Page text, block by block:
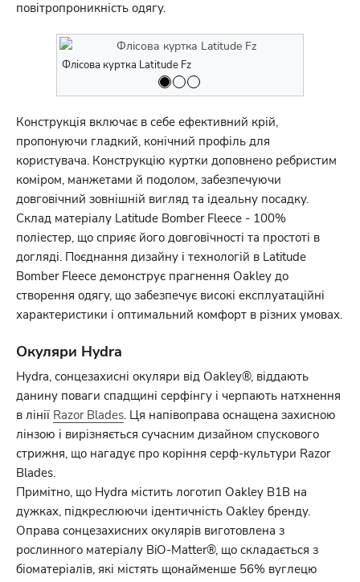
повітропроникність одягу.
Флісова куртка Latitude Fz
Конструкція включає в себе ефективний крій,
пропонуючи гладкий, конічний профіль для
користувача. Конструкцію куртки доповнено ребристим
коміром, манжетами й подолом, забезпечуючи
довговічний зовнішній вигляд та ідеальну посадку.
Склад матеріалу Latitude Bomber Fleece - 100%
поліестер, що сприяє його довговічності та простоті в
догляді. Поєднання дизайну і технологій в Latitude
Bomber Fleece демонструє прагнення Oakley до
створення одягу, що забезпечує високі експлуатаційні
характеристики і оптимальний комфорт в різних умовах.
Окуляри Hydra
Hydra, сонцезахисні окуляри від Oakley®, віддають
данину поваги спадщині серфінгу і черпають натхнення
в лінії Razor Blades. Ця напівоправа оснащена захисною
лінзою і вирізняється сучасним дизайном спускового
стрижня, що нагадує про коріння серф-культури Razor
Blades.
Примітно, що Hydra містить логотип Oakley B1B на
дужках, підкреслюючи ідентичність Oakley бренду.
Оправа сонцезахисних окулярів виготовлена з
рослинного матеріалу BiO-Matter®, що складається з
біоматеріалів, які містять щонайменше 56% вуглецю